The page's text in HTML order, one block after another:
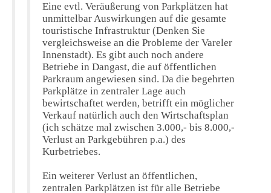
Eine evtl. Veräußerung von Parkplätzen hat
unmittelbar Auswirkungen auf die gesamte
touristische Infrastruktur (Denken Sie
vergleichsweise an die Probleme der Vareler
Innenstadt). Es gibt auch noch andere
Betriebe in Dangast, die auf öffentlichen
Parkraum angewiesen sind. Da die begehrten
Parkplätze in zentraler Lage auch
bewirtschaftet werden, betrifft ein möglicher
Verkauf natürlich auch den Wirtschaftsplan
(ich schätze mal zwischen 3.000,- bis 8.000,-
Verlust an Parkgebühren p.a.) des
Kurbetriebes.
Ein weiterer Verlust an öffentlichen,
zentralen Parkplätzen ist für alle Betriebe